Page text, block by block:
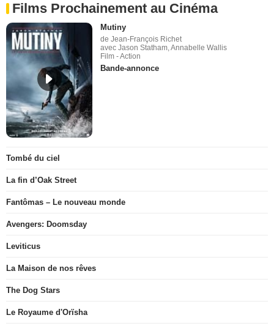
Films Prochainement au Cinéma
Mutiny
de Jean-François Richet
avec Jason Statham, Annabelle Wallis
Film - Action
Bande-annonce
Tombé du ciel
La fin d’Oak Street
Fantômas – Le nouveau monde
Avengers: Doomsday
Leviticus
La Maison de nos rêves
The Dog Stars
Le Royaume d'Orïsha